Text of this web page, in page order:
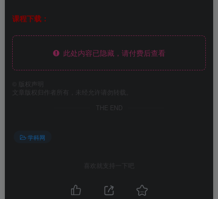
课程下载：
此处内容已隐藏，请付费后查看
版权声明
文章版权归作者所有，未经允许请勿转载。
THE END
学科网
喜欢就支持一下吧